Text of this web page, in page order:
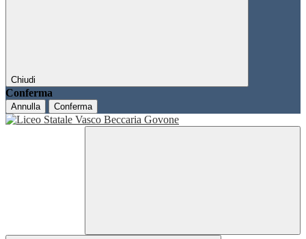
Chiudi
Conferma
Annulla Conferma